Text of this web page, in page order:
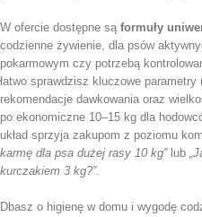
W ofercie dostępne są formuły
codzienne żywienie, dla psów
pokarmowym czy potrzebą
łatwo sprawdzisz kluczowe parametry
rekomendacje dawkowania oraz
po ekonomiczne 10–15 kg dla
układ sprzyja zakupom z poziomu
karmę dla psa dużej rasy 10 kg”lub
kurczakiem 3 kg?”.
Dbasz o higienę w domu i wygodę